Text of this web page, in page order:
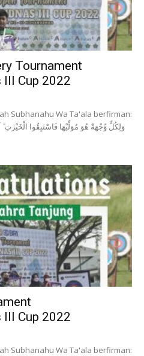
Tournament
III Cup 2022
Subhanahu Wa Ta'ala berfirman:
وَلِكُلٍّ وِّجْهَةٌ هُوَ مُوَلِّيْهَا فَاسْتَبِقُوا الْخَيْرٰتِ
III Cup 2022
Subhanahu Wa Ta'ala berfirman: